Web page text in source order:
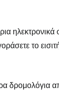
το
δρομολόγια